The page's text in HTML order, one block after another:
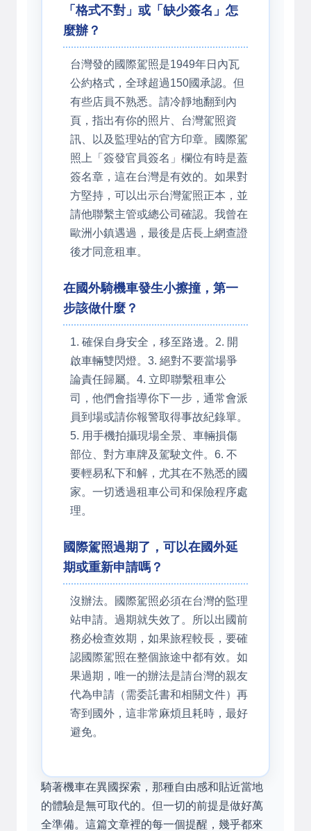
「格式不對」或「缺少簽名」怎
麼辦？
台灣發的國際駕照是1949年日內瓦
公約格式，全球超過150國承認。但
有些店員不熟悉。請冷靜地翻到內
頁，指出有你的照片、台灣駕照資
訊、以及監理站的官方印章。國際駕
照上「簽發官員簽名」欄位有時是蓋
簽名章，這在台灣是有效的。如果對
方堅持，可以出示台灣駕照正本，並
請他聯繫主管或總公司確認。我曾在
歐洲小鎮遇過，最後是店長上網查證
後才同意租車。
在國外騎機車發生小擦撞，第一
步該做什麼？
1. 確保自身安全，移至路邊。2. 開
啟車輛雙閃燈。3. 絕對不要當場爭
論責任歸屬。4. 立即聯繫租車公
司，他們會指導你下一步，通常會派
員到場或請你報警取得事故紀錄單。
5. 用手機拍攝現場全景、車輛損傷
部位、對方車牌及駕駛文件。6. 不
要輕易私下和解，尤其在不熟悉的國
家。一切透過租車公司和保險程序處
理。
國際駕照過期了，可以在國外延
期或重新申請嗎？
沒辦法。國際駕照必須在台灣的監理
站申請。過期就失效了。所以出國前
務必檢查效期，如果旅程較長，要確
認國際駕照在整個旅途中都有效。如
果過期，唯一的辦法是請台灣的親友
代為申請（需委託書和相關文件）再
寄到國外，這非常麻煩且耗時，最好
避免。
騎著機車在異國探索，那種自由感和貼近當地
的體驗是無可取代的。但一切的前提是做好萬
全準備。這篇文章裡的每一個提醒，幾乎都來